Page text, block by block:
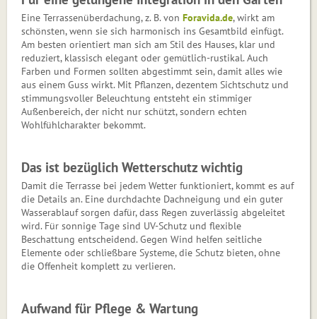
Eine Terrassenüberdachung, z. B. von Foravida.de, wirkt am
schönsten, wenn sie sich harmonisch ins Gesamtbild einfügt.
Am besten orientiert man sich am Stil des Hauses, klar und
reduziert, klassisch elegant oder gemütlich-rustikal. Auch
Farben und Formen sollten abgestimmt sein, damit alles wie
aus einem Guss wirkt. Mit Pflanzen, dezentem Sichtschutz und
stimmungsvoller Beleuchtung entsteht ein stimmiger
Außenbereich, der nicht nur schützt, sondern echten
Wohlfühlcharakter bekommt.
Das ist bezüglich Wetterschutz wichtig
Damit die Terrasse bei jedem Wetter funktioniert, kommt es auf
die Details an. Eine durchdachte Dachneigung und ein guter
Wasserablauf sorgen dafür, dass Regen zuverlässig abgeleitet
wird. Für sonnige Tage sind UV-Schutz und flexible
Beschattung entscheidend. Gegen Wind helfen seitliche
Elemente oder schließbare Systeme, die Schutz bieten, ohne
die Offenheit komplett zu verlieren.
Aufwand für Pflege & Wartung